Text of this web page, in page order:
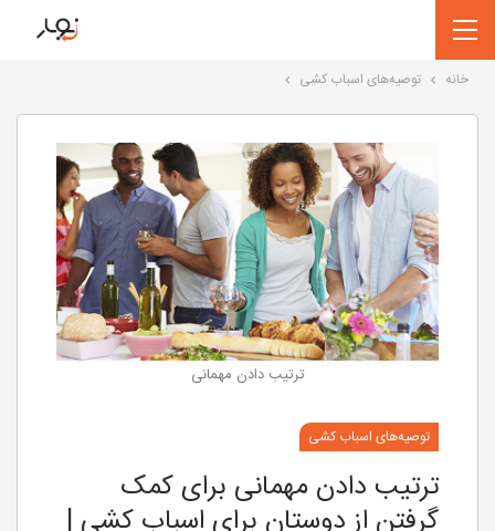
خانه توصیه‌های اسباب کشی
ترتیب دادن مهمانی
توصیه‌های اسباب کشی
ترتیب دادن مهمانی برای کمک
گرفتن از دوستان برای اسباب کشی |